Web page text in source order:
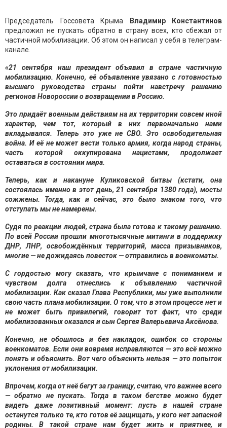
Председатель Госсовета Крыма
Владимир Константинов
предложил не пускать обратно в страну всех, кто сбежал от
частичной мобилизации. Об этом он написал у себя в телеграм-
канале.
«21 сентября наш президент объявил в стране частичную
мобилизацию. Конечно, её объявление увязано с готовностью
высшего руководства страны пойти навстречу решению
регионов Новороссии о возвращении в Россию.
Это придаёт военным действиям на их территории совсем иной
характер, чем тот, который в них первоначально нами
вкладывался. Теперь это уже не СВО. Это освободительная
война. И её не может вести только армия, когда народ страны,
часть которой оккупирована нацистами, продолжает
оставаться в состоянии мира.
Теперь, как и накануне Куликовской битвы (кстати, она
состоялась именно в этот день, 21 сентября 1380 года), мосты
сожжены. Тогда, как и сейчас, это было знаком того, что
отступать мы не намерены.
Судя по реакции людей, страна была готова к такому решению.
По всей России прошли многотысячные митинги в поддержку
ДНР, ЛНР, освобождённых территорий, масса призывников,
многие — не дожидаясь повесток — отправились в военкоматы.
С гордостью могу сказать, что крымчане с пониманием и
чувством долга отнеслись к объявлению частичной
мобилизации. Как сказал Глава Республики, мы уже выполнили
свою часть плана мобилизации. О том, что в этом процессе нет и
не может быть привилегий, говорит тот факт, что среди
мобилизованных оказался и сын Сергея Валерьевича Аксёнова.
Конечно, не обошлось и без накладок, ошибок со стороны
военкоматов. Если они вовремя исправляются — это всё можно
понять и объяснить. Вот чего объяснить нельзя — это попыток
уклонения от мобилизации.
Впрочем, когда от неё бегут за границу, считаю, что важнее всего
— обратно не пускать. Тогда в таком бегстве можно будет
видеть даже позитивный момент: пусть в нашей стране
останутся только те, кто готов её защищать, у кого нет запасной
родины. В такой стране нам будет жить и приятнее, и